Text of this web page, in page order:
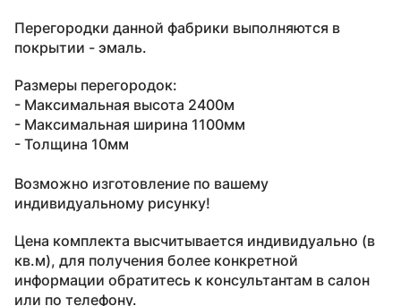
Перегородки данной фабрики выполняются в
покрытии - эмаль.
Размеры перегородок:
- Максимальная высота 2400м
- Максимальная ширина 1100мм
- Толщина 10мм
Возможно изготовление по вашему
индивидуальному рисунку!
Цена комплекта высчитывается индивидуально (в
кв.м), для получения более конкретной
информации обратитесь к консультантам в салон
или по телефону.